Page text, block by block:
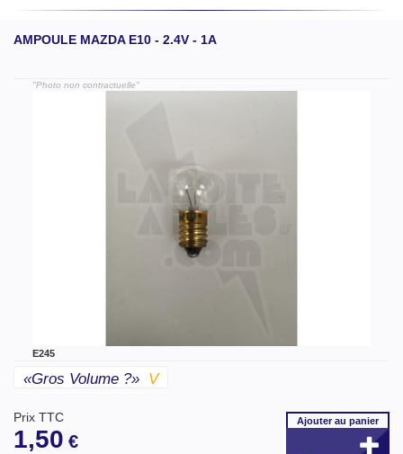
AMPOULE MAZDA E10 - 2.4V - 1A
"Photo non contractuelle"
E245
«gros Volume ?» V
Prix TTC
1,50 €
Ajouterau panier